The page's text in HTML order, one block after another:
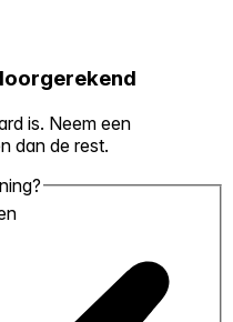
is. Neem een
dan de rest.